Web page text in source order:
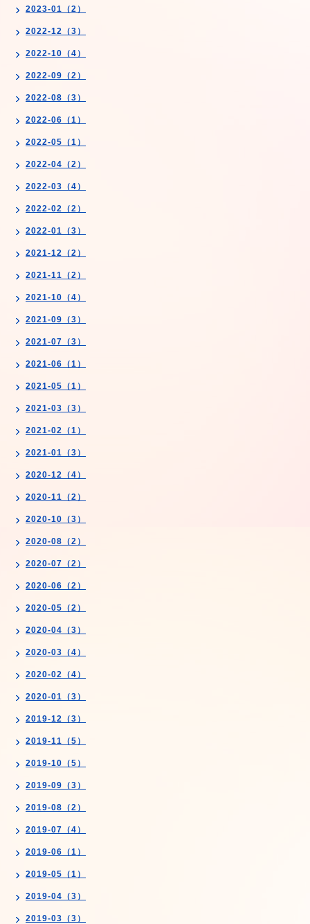
2023-01（2）
2022-12（3）
2022-10（4）
2022-09（2）
2022-08（3）
2022-06（1）
2022-05（1）
2022-04（2）
2022-03（4）
2022-02（2）
2022-01（3）
2021-12（2）
2021-11（2）
2021-10（4）
2021-09（3）
2021-07（3）
2021-06（1）
2021-05（1）
2021-03（3）
2021-02（1）
2021-01（3）
2020-12（4）
2020-11（2）
2020-10（3）
2020-08（2）
2020-07（2）
2020-06（2）
2020-05（2）
2020-04（3）
2020-03（4）
2020-02（4）
2020-01（3）
2019-12（3）
2019-11（5）
2019-10（5）
2019-09（3）
2019-08（2）
2019-07（4）
2019-06（1）
2019-05（1）
2019-04（3）
2019-03（3）